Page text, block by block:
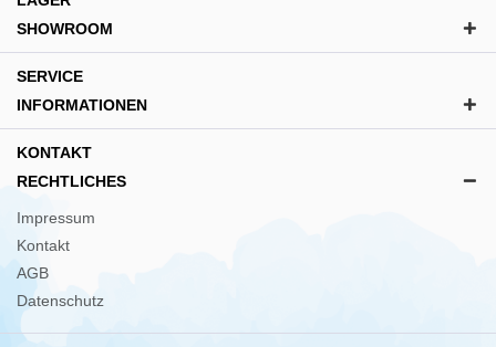
SHOWROOM
SERVICE
INFORMATIONEN
KONTAKT
RECHTLICHES
Impressum
Kontakt
AGB
Datenschutz